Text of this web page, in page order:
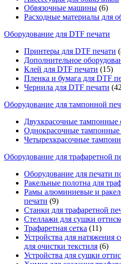
Обвязочные машины (6)
Расходные материалы для
Оборудование для DTF печати
Принтеры для DTF печати
Дополнительное
Клей для DTF печати (15)
Пленка и бумага для DTF
Чернила для DTF печати
Оборудование для тампонной
Двухкрасочные тампонные
Однокрасочные тампонные
Четырехкрасочные
Оборудование для трафаретной
Оборудование для печати
Ракельные полотна для
Рамы алюминиевые и
печати (9)
Станки для трафаретной
Стеллажи для сушки
Трафаретная сетка (11)
Устройства для натяжения
для очистки текстиля (6)
Устройства для сушки